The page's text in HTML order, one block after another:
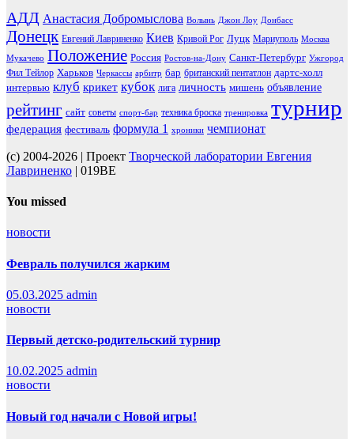
АДД Анастасия Добромыслова Волынь Джон Лоу Донбасс
Донецк Евгений Лавриненко Киев Кривой Рог Луцк Мариуполь Москва
Мукачево Положение Россия Ростов-на-Дону Санкт-Петербург Ужгород
Фил Тейлор Харьков Черкассы арбитр бар британский пентатлон дартс-холл
интервью клуб крикет кубок лига личность мишень объявление
рейтинг сайт советы спорт-бар техника броска тренировка турнир
федерация фестиваль формула 1 хроники чемпионат
(c) 2004-2026 | Проект Творческой лаборатории Евгения
Лавриненко | 019BE
You missed
новости
Февраль получился жарким
05.03.2025 admin
новости
Первый детско-родительский турнир
10.02.2025 admin
новости
Новый год начали с Новой игры!